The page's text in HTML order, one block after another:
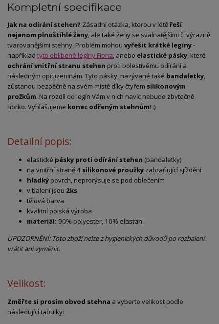
Kompletní specifikace
Jak na odírání stehen? Zásadní otázka, kterou v létě řeší
nejenom plnoštíhlé ženy, ale také ženy se svalnatějšími či výrazně
tvarovanějšími stehny. Problém mohou vyřešit krátké legíny-
například tyto oblíbené legíny Fiona, anebo elastické pásky, které
ochrání vnitřní stranu stehen proti bolestivému odírání a
následným opruzeninám. Tyto pásky, nazývané také bandaletky,
zůstanou bezpěčně na svém místě díky čtyřem silikonovým
prožkům. Na rozdíl od legín Vám v nich navíc nebude zbytečně
horko. Vyhlašujeme konec odřeným stehnům! :)
Detailní popis:
elastické pásky proti odírání stehen (bandaletky)
na vnitřní straně 4 silikonové proužky zabraňující sjíždění
hladký povrch, neprorýsuje se pod oblečením
v balení jsou 2ks
tělová barva
kvalitní polská výroba
materiál: 90% polyester, 10% elastan
UPOZORNĚNÍ: Toto zboží nelze z hygienických důvodů po rozbalení
vrátit ani vyměnit.
Velikost:
Změřte si prosím obvod stehna a vyberte velikost podle
následující tabulky: